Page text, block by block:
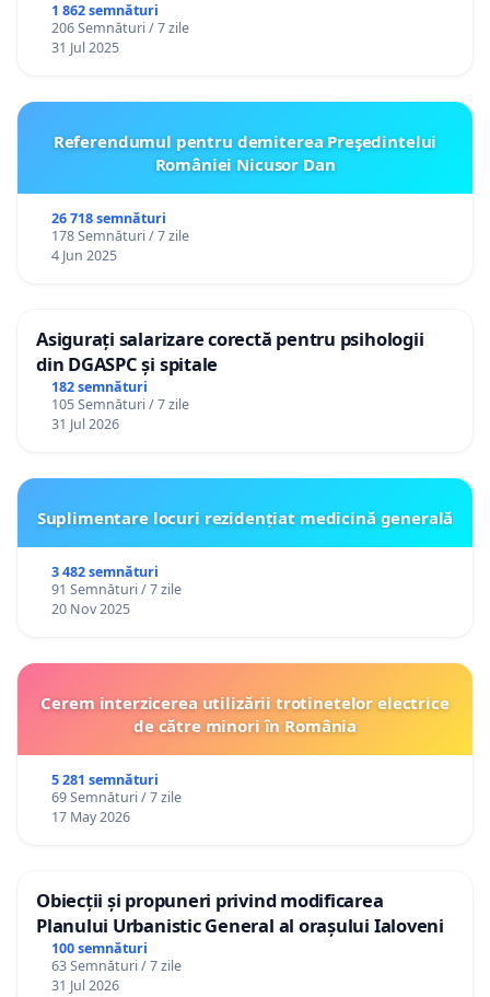
1 862 semnături
206 Semnături / 7 zile
31 Jul 2025
Referendumul pentru demiterea Preşedintelui
României Nicusor Dan
26 718 semnături
178 Semnături / 7 zile
4 Jun 2025
Asigurați salarizare corectă pentru psihologii
din DGASPC și spitale
182 semnături
105 Semnături / 7 zile
31 Jul 2026
Suplimentare locuri rezidențiat medicină generală
3 482 semnături
91 Semnături / 7 zile
20 Nov 2025
Cerem interzicerea utilizării trotinetelor electrice
de către minori în România
5 281 semnături
69 Semnături / 7 zile
17 May 2026
Obiecții și propuneri privind modificarea
Planului Urbanistic General al orașului Ialoveni
100 semnături
63 Semnături / 7 zile
31 Jul 2026